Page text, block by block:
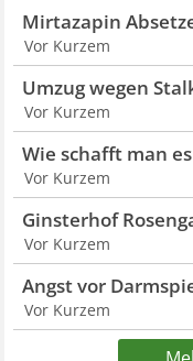
Mirtazapin
Vor Kurzem
Umzug wegen
Vor Kurzem
Wie schafft man
Vor Kurzem
Ginsterhof
Vor Kurzem
Angst vor
Vor Kurzem